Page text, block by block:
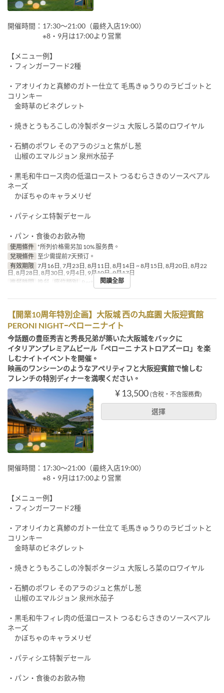
開催時間：17:30～21:00（最終入店19:00）
※8・9月は17:00より営業
【メニュー例】
・フィンガーフード2種
・アオリイカと真鯵のガトー仕立て 毛馬きゅうりのラビゴットと
コリンキー
金時草のビネグレット
・焼きとうもろこしの冷製ポタージュ 大阪しろ菜のロワイヤル
・石鯛のポワレ そのアラのジュと焦がし葱
山椒のエマルジョン 泉州水茄子
・黒毛和牛ロース肉の低温ロースト つるむらさきのソースベアル
ネーズ
かぼちゃのキャラメリゼ
・パティシエ特製デセール
・パン・食後のお飲み物
使用條件 *所列价格需另加 10% 服务费。
兌現條件 至少需提前7天预订。
有效期限 7月16日, 7月23日, 8月11日, 8月14日 ~ 8月15日, 8月20日, 8月22
日, 8月28日, 8月30日, 9月4日, 9月10日, 9月17日
進餐時間 晚餐 座位類別 Restaurant閱讀全部
【開業10周年特別企画】大阪城 西の丸庭園 大阪迎賓館
PERONI NIGHTｰペローニナイト
今話題の豊臣秀吉と秀長兄弟が築いた大阪城をバックに
イタリアンプレミアムビール「ペローニ ナストロアズーロ」を楽
しむナイトイベントを開催。
映画のワンシーンのようなアペリティフと大阪迎賓館で愉しむ
フレンチの特別ディナーを満喫ください。
¥ 13,500 (含稅・不含服務費)
選擇
開催時間：17:30～21:00（最終入店19:00）
※8・9月は17:00より営業
【メニュー例】
・フィンガーフード2種
・アオリイカと真鯵のガトー仕立て 毛馬きゅうりのラビゴットと
コリンキー
金時草のビネグレット
・焼きとうもろこしの冷製ポタージュ 大阪しろ菜のロワイヤル
・石鯛のポワレ そのアラのジュと焦がし葱
山椒のエマルジョン 泉州水茄子
・黒毛和牛フィレ肉の低温ロースト つるむらさきのソースベアル
ネーズ
かぼちゃのキャラメリゼ
・パティシエ特製デセール
・パン・食後のお飲み物